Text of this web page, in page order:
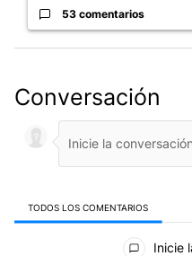
53 comentarios
Conversación
TODOS LOS COMENTARIOS
Todos los
Inicie